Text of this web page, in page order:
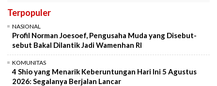
Terpopuler
NASIONAL
Profil Norman Joesoef, Pengusaha Muda yang Disebut-
sebut Bakal Dilantik Jadi Wamenhan RI
KOMUNITAS
4 Shio yang Menarik Keberuntungan Hari Ini 5 Agustus
2026: Segalanya Berjalan Lancar